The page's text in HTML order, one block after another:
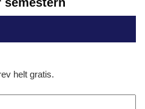
helt gratis.